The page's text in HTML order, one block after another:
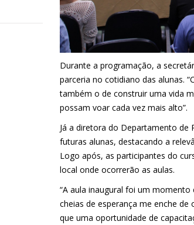
Durante a programação, a
parceria no cotidiano das alunas.
também o de construir uma vida
possam voar cada vez mais alto”.
Já a diretora do Departamento de
futuras alunas, destacando a
Logo após, as participantes do
local onde ocorrerão as aulas.
“A aula inaugural foi um
cheias de esperança me enche
que uma oportunidade de